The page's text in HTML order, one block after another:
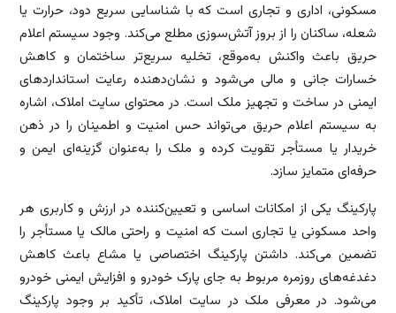
مسکونی، اداری و تجاری است که با شناسایی سریع دود، حرارت یا
شعله، ساکنان را از بروز آتش‌سوزی مطلع می‌کند. وجود سیستم اعلام
حریق باعث واکنش به‌موقع، تخلیه سریع‌تر ساختمان و کاهش
خسارات جانی و مالی می‌شود و نشان‌دهنده رعایت استانداردهای
ایمنی در ساخت و تجهیز ملک است. در محتوای سایت املاک، اشاره
به سیستم اعلام حریق می‌تواند حس امنیت و اطمینان را در ذهن
خریدار یا مستأجر تقویت کرده و ملک را به‌عنوان گزینه‌ای ایمن و
حرفه‌ای متمایز سازد.
پارکینگ یکی از امکانات اساسی و تعیین‌کننده در ارزش و کاربری هر
واحد مسکونی یا تجاری است که امنیت و راحتی مالک یا مستأجر را
تضمین می‌کند. داشتن پارکینگ اختصاصی یا مشاع باعث کاهش
دغدغه‌های روزمره مربوط به جای پارک خودرو و افزایش ایمنی خودرو
می‌شود. در معرفی ملک در سایت املاک، تأکید بر وجود پارکینگ